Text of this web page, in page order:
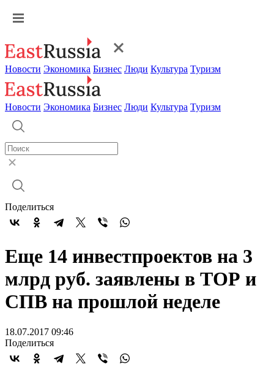
Новости Экономика Бизнес Люди Культура Туризм
Новости Экономика Бизнес Люди Культура Туризм
Поделиться
Еще 14 инвестпроектов на 3
млрд руб. заявлены в ТОР и
СПВ на прошлой неделе
18.07.2017 09:46
Поделиться